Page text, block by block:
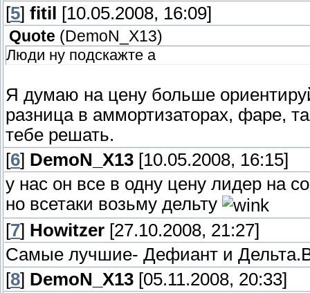
[5] fitil [10.05.2008, 16:09]
Quote ( DemoN_X13)
Люди ну подскажте а
Я думаю на цену больше
разница в аммортизаторах, фаре,
тебе решать.
[6] DemoN_X13 [10.05.2008, 16:15]
у нас он все в одну цену лидер на
но всетаки возьму дельту
[7] Howitzer [27.10.2008, 21:27]
Самые лучшие- Дефиант и
[8] DemoN_X13 [05.11.2008, 20:33]